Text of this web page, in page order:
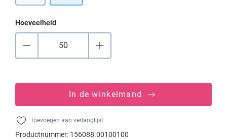
Hoeveelheid
In de winkelmand
Toevoegen aan verlanglijst
Productnummer: 156088.00100100